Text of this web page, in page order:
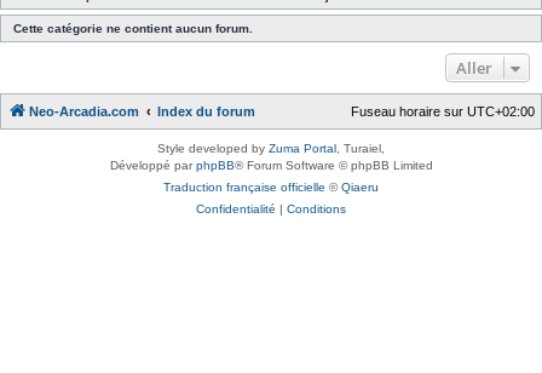
Cette catégorie ne contient aucun forum.
Aller
Neo-Arcadia.com Index du forum Fuseau horaire sur UTC+02:00
Style developed by Zuma Portal , Turaiel,
Développé parphpBB® Forum Software © phpBB Limited
Traduction française officielle ©Qiaeru
Confidentialité | Conditions